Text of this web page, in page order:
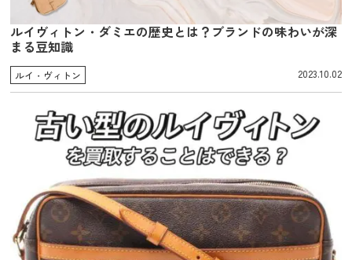
ルイヴィトン・ダミエの歴史とは？ブランドの味わいが深
まる豆知識
ルイ・ヴィトン 2023.10.02